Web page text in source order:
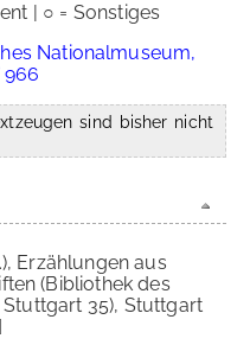
| ○ = Sonstiges
Nationalmuseum,
966
sind bisher nicht
Erzählungen aus
(Bibliothek des
Stuttgart 35), Stuttgart